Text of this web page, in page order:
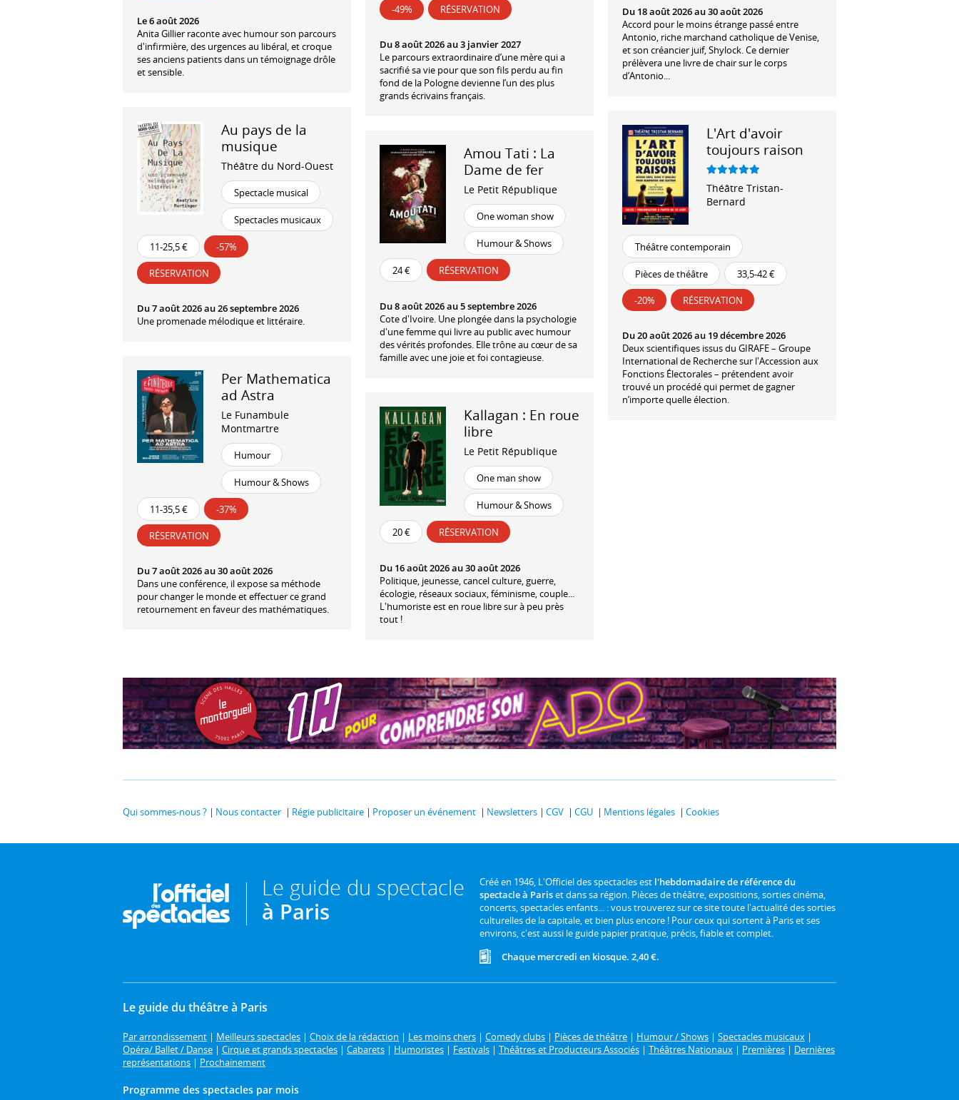
Le 6 août 2026
Anita Gillier raconte avec humour son parcours
d'infirmière, des urgences au libéral, et croque
ses anciens patients dans un témoignage drôle
et sensible.
Au pays de la
musique
Théâtre du Nord-Ouest
Spectacle musical
Spectacles musicaux
11-25,5 € -57%
RÉSERVATION
Du 7 août 2026 au 26 septembre 2026
Une promenade mélodique et littéraire.
Per Mathematica
ad Astra
Le Funambule
Montmartre
Humour
Humour & Shows
11-35,5 € -37%
RÉSERVATION
Du 7 août 2026 au 30 août 2026
Dans une conférence, il expose sa méthode
pour changer le monde et effectuer ce grand
retournement en faveur des mathématiques.
-49% RÉSERVATION
Du 8 août 2026 au 3 janvier 2027
Le parcours extraordinaire d’une mère qui a
sacrifié sa vie pour que son fils perdu au fin
fond de la Pologne devienne l’un des plus
grands écrivains français.
Amou Tati : La
Dame de fer
Le Petit République
One woman show
Humour & Shows
24 € RÉSERVATION
Du 8 août 2026 au 5 septembre 2026
Cote d'Ivoire. Une plongée dans la psychologie
d'une femme qui livre au public avec humour
des vérités profondes. Elle trône au cœur de sa
famille avec une joie et foi contagieuse.
Kallagan : En roue
libre
Le Petit République
One man show
Humour & Shows
20 € RÉSERVATION
Du 16 août 2026 au 30 août 2026
Politique, jeunesse, cancel culture, guerre,
écologie, réseaux sociaux, féminisme, couple...
L'humoriste est en roue libre sur à peu près
tout !
Du 18 août 2026 au 30 août 2026
Accord pour le moins étrange passé entre
Antonio, riche marchand catholique de Venise,
et son créancier juif, Shylock. Ce dernier
prélèvera une livre de chair sur le corps
d’Antonio...
L'Art d'avoir
toujours raison
Théâtre Tristan-
Bernard
Théâtre contemporain
Pièces de théâtre 33,5-42 €
-20% RÉSERVATION
Du 20 août 2026 au 19 décembre 2026
Deux scientifiques issus du GIRAFE – Groupe
International de Recherche sur l'Accession aux
Fonctions Électorales – prétendent avoir
trouvé un procédé qui permet de gagner
n’importe quelle élection.
Qui sommes-nous ? Nous contacter Régie publicitaire Proposer un événement Newsletters CGV CGU Mentions légales Cookies
Le guide du spectacle
à Paris
Créé en 1946, L'Officiel des spectacles est l'hebdomadaire de référence du
spectacle à Pariset dans sa région. Pièces de théâtre, expositions, sorties cinéma,
concerts, spectacles enfants... : vous trouverez sur ce site toute l'actualité des sorties
culturelles de la capitale, et bien plus encore ! Pour ceux qui sortent à Paris et ses
environs, c'est aussi le guide papier pratique, précis, fiable et complet.
Chaque mercredi en kiosque. 2,40 €.
Le guide du théâtre à Paris
Par arrondissement | Meilleurs spectacles | Choix de la rédaction | Les moins chers | Comedy clubs | Pièces de théâtre | Humour / Shows | Spectacles musicaux |
Opéra/ Ballet / Danse | Cirque et grands spectacles | Cabarets | Humoristes | Festivals | Théâtres et Producteurs Associés | Théâtres Nationaux | Premières | Dernières
représentations | Prochainement
Programme des spectacles par mois